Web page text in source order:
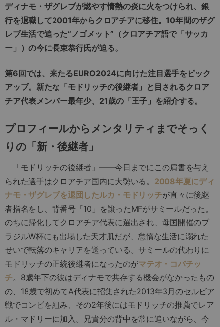
ディナモ・ザグレブが燃やす情熱の炎に火をつけられ、銀
行を退職して2001年からクロアチアに移住。10年間のザグ
レブ生活で追った“ノゴメット”（クロアチア語で「サッカ
ー」）の今に長束恭行氏が迫る。
第6回では、来たるEURO2024に向けた注目選手をピック
アップ。新たな「モドリッチの後継者」と目されるクロア
チア代表メンバー最年少、21歳の「王子」を紹介する。
プロフィールからメンタリティまでそっく
りの「新・後継者」
「モドリッチの後継者」――今日までにこの肩書を与え
られた選手はクロアチア国内に大勢いる。 2008年夏にディ
ナモ・ザグレブを退団したルカ・モドリッチが直々に後継
者指名をし、背番号「10」を譲ったMFがサミールだった。
のちに帰化してクロアチア代表に選出され、母国開催のブ
ラジルW杯にも出場した天才肌だが、怠惰な生活に溺れた
せいで転落のキャリアを送っている。サミールの代わりに
モドリッチの正統後継者になったのがマテオ・コバチッ
チ。8歳年下の彼はディナモで共存する機会がなかったもの
の、18歳で初めてA代表に招集された2013年3月のセルビア
戦でコンビを組み、その2年後にはモドリッチの推薦でレア
ル・マドリーに加入。兄貴分の背中を常に追いながら、今